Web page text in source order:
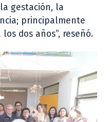
gestación, la
principalmente
dos años”, reseñó.